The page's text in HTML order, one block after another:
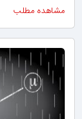
مشاهده مطلب